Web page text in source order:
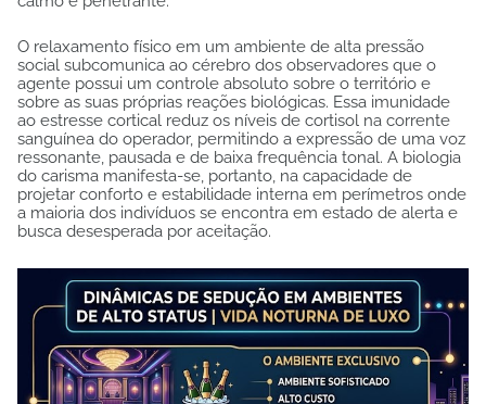
O relaxamento físico em um ambiente de alta pressão
social subcomunica ao cérebro dos observadores que o
agente possui um controle absoluto sobre o território e
sobre as suas próprias reações biológicas. Essa imunidade
ao estresse cortical reduz os níveis de cortisol na corrente
sanguínea do operador, permitindo a expressão de uma voz
ressonante, pausada e de baixa frequência tonal. A biologia
do carisma manifesta-se, portanto, na capacidade de
projetar conforto e estabilidade interna em perímetros onde
a maioria dos indivíduos se encontra em estado de alerta e
busca desesperada por aceitação.